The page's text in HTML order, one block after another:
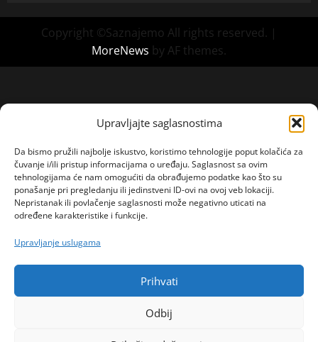
Upravljajte saglasnostima
Da bismo pružili najbolje iskustvo, koristimo tehnologije poput kolačića za
čuvanje i/ili pristup informacijama o uređaju. Saglasnost sa ovim
tehnologijama će nam omogućiti da obrađujemo podatke kao što su
ponašanje pri pregledanju ili jedinstveni ID-ovi na ovoj veb lokaciji.
Nepristanak ili povlačenje saglasnosti može negativno uticati na
određene karakteristike i funkcije.
Upravljanje uslugama
Prihvati
Odbij
Copyright ©Saznajemo All rights reserved. |
MoreNews by AF themes.